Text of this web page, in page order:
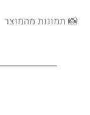
📸 תמונות מהמוצר